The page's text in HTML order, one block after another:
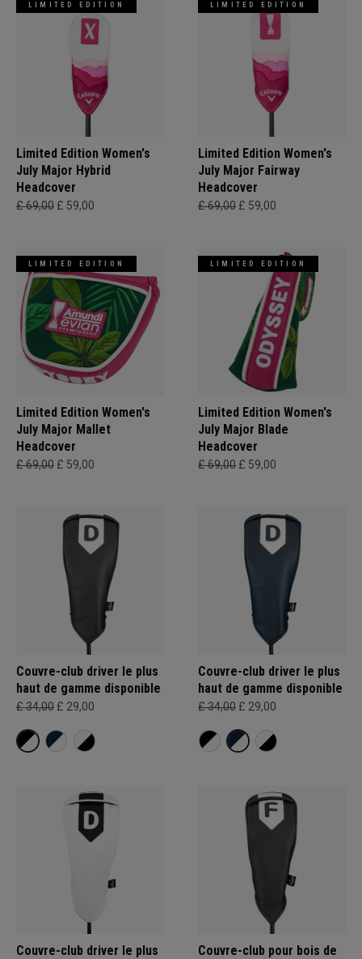
LIMITED EDITION
Limited Edition Women's
July Major Hybrid
Headcover
£ 69,00 £ 59,00
LIMITED EDITION
Limited Edition Women's
July Major Fairway
Headcover
£ 69,00 £ 59,00
LIMITED EDITION
Limited Edition Women's
July Major Mallet
Headcover
£ 69,00 £ 59,00
LIMITED EDITION
Limited Edition Women's
July Major Blade
Headcover
£ 69,00 £ 59,00
Couvre-club driver le plus
haut de gamme disponible
£ 34,00 £ 29,00
Couvre-club driver le plus
haut de gamme disponible
£ 34,00 £ 29,00
Couvre-club driver le plus
Couvre-club pour bois de